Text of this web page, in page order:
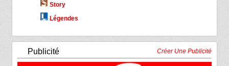
Story
Légendes
Publicité Créer Une Publicité